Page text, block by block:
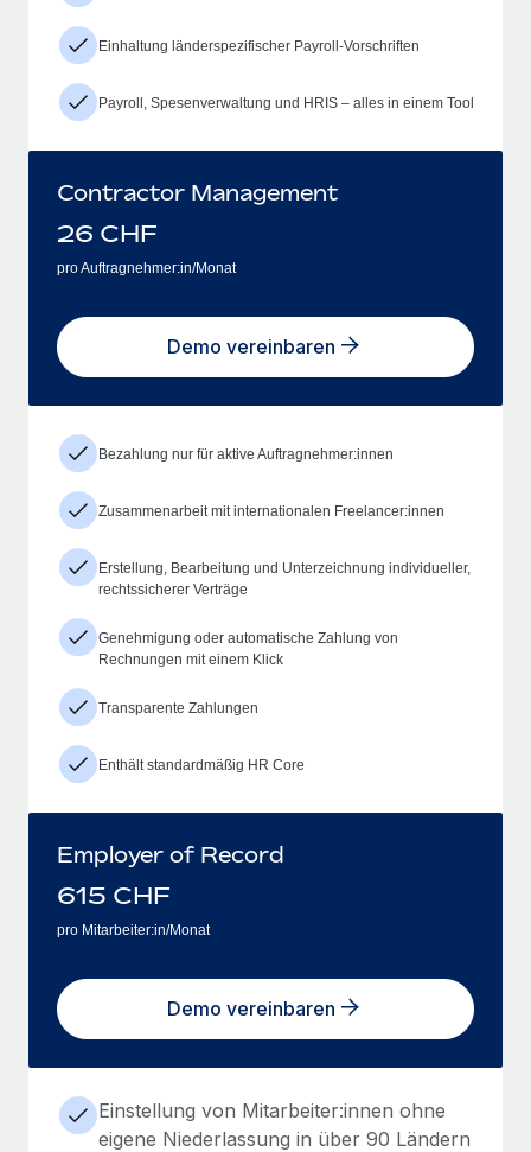
Einhaltung länderspezifischer Payroll-Vorschriften
Payroll, Spesenverwaltung und HRIS – alles in einem Tool
Contractor Management
26 CHF
pro Auftragnehmer:in/Monat
Demo vereinbaren
Bezahlung nur für aktive Auftragnehmer:innen
Zusammenarbeit mit internationalen Freelancer:innen
Erstellung, Bearbeitung und Unterzeichnung individueller,
rechtssicherer Verträge
Genehmigung oder automatische Zahlung von
Rechnungen mit einem Klick
Transparente Zahlungen
Enthält standardmäßig HR Core
Employer of Record
615 CHF
pro Mitarbeiter:in/Monat
Demo vereinbaren
Einstellung von Mitarbeiter:innen ohne
eigene Niederlassung in über 90 Ländern